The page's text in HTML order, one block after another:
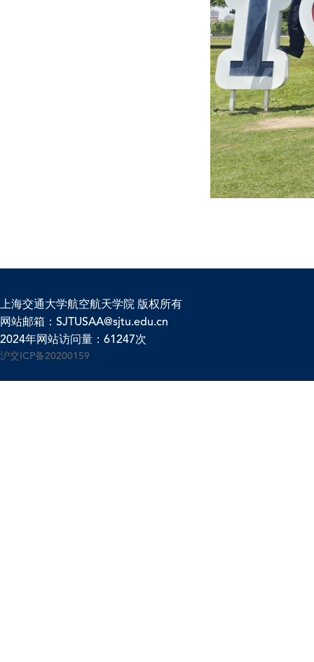
上海交通大学航空航天学院 版权所有
网站邮箱：SJTUSAA@sjtu.edu.cn
2024年网站访问量：61247次
沪交ICP备20200159